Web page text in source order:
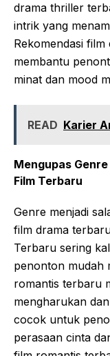
drama thriller
intrik yang
Rekomendasi
membantu
minat dan mood
READ Karier
Mengupas
Film Terbaru
Genre menjadi
film drama
Terbaru sering
penonton mudah
romantis terbaru
mengharukan
cocok untuk
perasaan cinta